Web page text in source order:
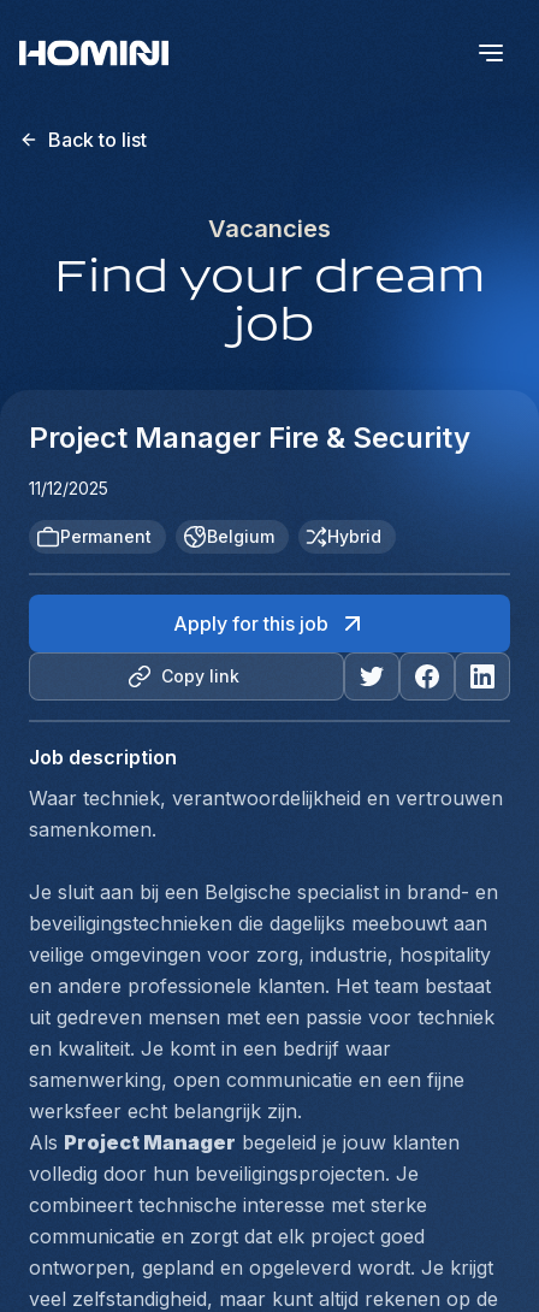
Back to list
Vacancies
Find your dream
job
Project Manager Fire & Security
11/12/2025
Permanent Belgium Hybrid
Copy link
Apply for this job
Job description
Waar techniek, verantwoordelijkheid en vertrouwen
samenkomen.
Je sluit aan bij een Belgische specialist in brand- en
beveiligingstechnieken die dagelijks meebouwt aan
veilige omgevingen voor zorg, industrie, hospitality
en andere professionele klanten. Het team bestaat
uit gedreven mensen met een passie voor techniek
en kwaliteit. Je komt in een bedrijf waar
samenwerking, open communicatie en een fijne
werksfeer echt belangrijk zijn.
Als Project Manager begeleid je jouw klanten
volledig door hun beveiligingsprojecten. Je
combineert technische interesse met sterke
communicatie en zorgt dat elk project goed
ontworpen, gepland en opgeleverd wordt. Je krijgt
veel zelfstandigheid, maar kunt altijd rekenen op de